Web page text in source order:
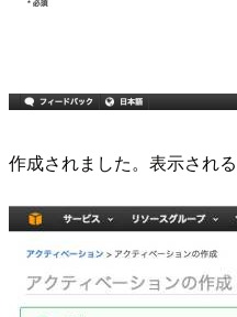
作成されました。表示される